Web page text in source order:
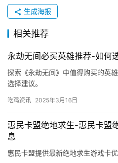
生成海报
相关推荐
永劫无间必买英雄推荐-如何
探索《永劫无间》中值得购买的英
选择建议。
吃鸡资讯 2025年3月16日
惠民卡盟绝地求生-惠民卡盟
息
惠民卡盟提供最新绝地求生游戏卡